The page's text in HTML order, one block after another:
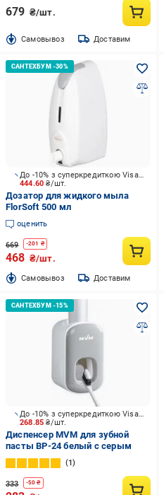
679 ₴/шт.
Cамовывоз Доставим
444.60₴/шт.
До -10% з суперкредиткою Visa Вигода
Дозатор для жидкого мыла
FlorSoft 500 мл
оценить
669 -201 ₴
468 ₴/шт.
Cамовывоз Доставим
268.85₴/шт.
До -10% з суперкредиткою Visa Вигода
Диспенсер MVM для зубной
пасты BP-24 белый с серым
1
333 -50 ₴